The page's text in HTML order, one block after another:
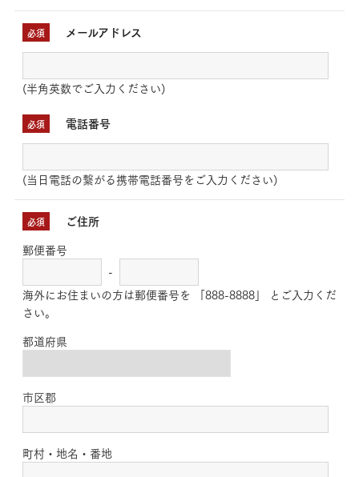
必須 メールアドレス
(半角英数でご入力ください)
必須 電話番号
(当日電話の繋がる携帯電話番号をご入力ください)
必須 ご住所
郵便番号
-
海外にお住まいの方は郵便番号を 「888-8888」 とご入力くだ
さい。
都道府県
市区郡
町村・地名・番地